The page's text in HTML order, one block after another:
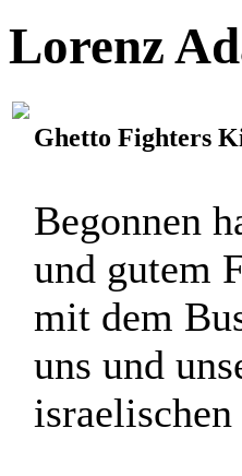
Lorenz
Ghetto Fighters
Begonnen
und gutem
mit dem
uns und